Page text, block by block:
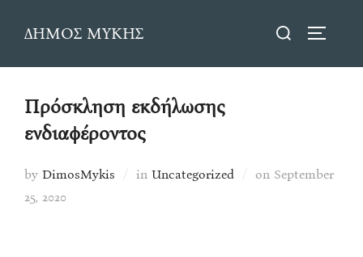
ΔΗΜΟΣ ΜΥΚΗΣ
Search
Πρόσκληση εκδήλωσης
ενδιαφέροντος
by DimosMykis in Uncategorized on Posted
September
25, 2020